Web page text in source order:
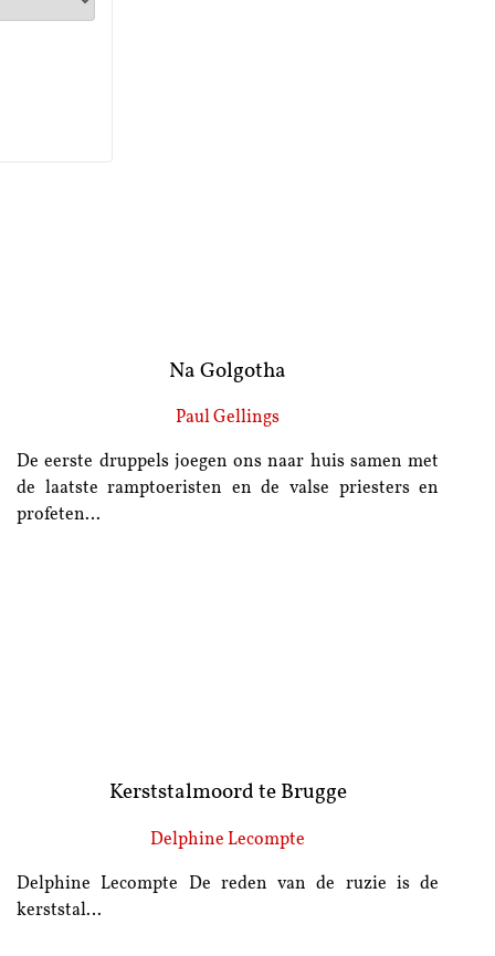
Na Golgotha
Paul Gellings
De eerste druppels joegen ons naar huis samen met
de laatste ramptoeristen en de valse priesters en
profeten…
Kerststalmoord te Brugge
Delphine Lecompte
Delphine Lecompte De reden van de ruzie is de
kerststal…